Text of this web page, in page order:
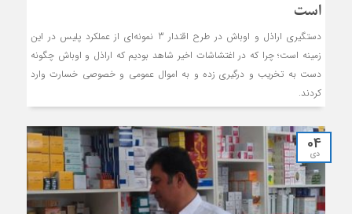
است
دستگیری اراذل و اوباش در طرح اقتدار 3 نمونه‌ای از عملکرد پلیس در این
زمینه است؛ چرا که در اغتشاشات اخیر شاهد بودیم که اراذل و اوباش چگونه
دست به تخریب و درگیری زده و به اموال عمومی و خصوصی خسارت وارد
کردند.
04
دی